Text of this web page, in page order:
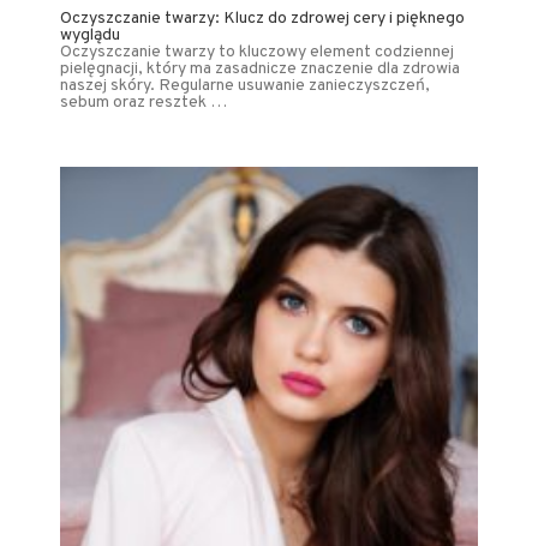
Oczyszczanie twarzy: Klucz do zdrowej cery i pięknego
wyglądu
Oczyszczanie twarzy to kluczowy element codziennej
pielęgnacji, który ma zasadnicze znaczenie dla zdrowia
naszej skóry. Regularne usuwanie zanieczyszczeń,
sebum oraz resztek …